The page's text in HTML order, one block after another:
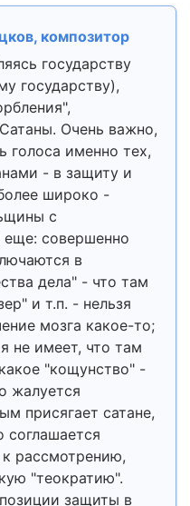
композитор
государству
государству),
Очень важно,
голоса именно тех,
- в защиту и
широко -
с
еще: совершенно
в
дела" - что там
и т.п. - нельзя
мозга какое-то;
не имеет, что там
"кощунство" -
жалуется
присягает сатане,
соглашается
рассмотрению,
"теократию".
защиты в